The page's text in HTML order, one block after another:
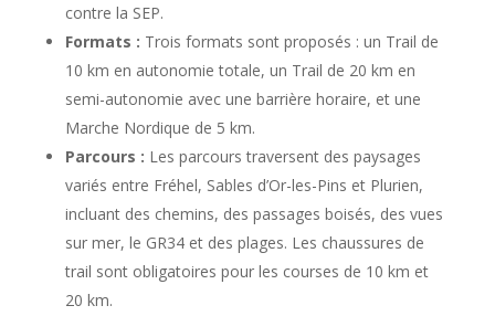
contre la SEP.
Formats : Trois formats sont proposés : un Trail de
10 km en autonomie totale, un Trail de 20 km en
semi-autonomie avec une barrière horaire, et une
Marche Nordique de 5 km.
Parcours : Les parcours traversent des paysages
variés entre Fréhel, Sables d’Or-les-Pins et Plurien,
incluant des chemins, des passages boisés, des vues
sur mer, le GR34 et des plages. Les chaussures de
trail sont obligatoires pour les courses de 10 km et
20 km.